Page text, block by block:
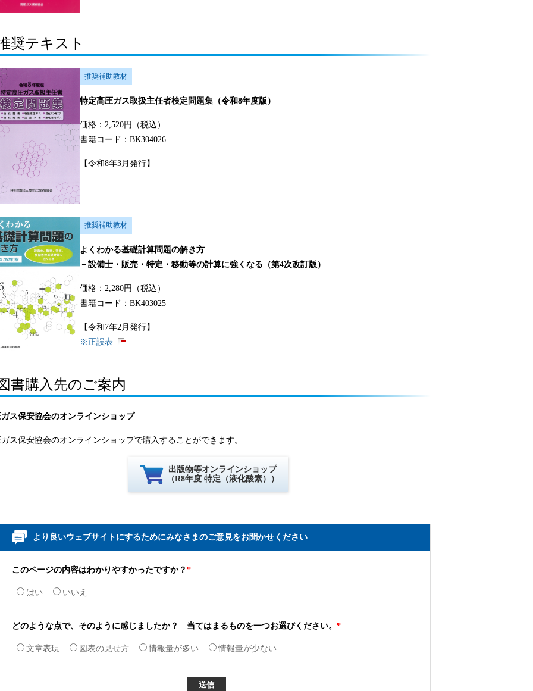
奨テキスト
推奨補助教材
特定高圧ガス取扱主任者検定問題集（令和8年度版）
価格：2,520円（税込）
書籍コード：BK304026
【令和8年3月発行】
推奨補助教材
よくわかる基礎計算問題の解き方
－設備士・販売・特定・移動等の計算に強くなる（第4次改訂版）
価格：2,280円（税込）
書籍コード：BK403025
【令和7年2月発行】
※正誤表
書購入先のご案内
ス保安協会のオンラインショップ
ス保安協会のオンラインショップで購入することができます。
出版物等オンラインショップ
（R8年度 特定（液化酸素））
より良いウェブサイトにするためにみなさまのご意見をお聞かせください
このページの内容はわかりやすかったですか？ *
はい いいえ
どのような点で、そのように感じましたか？ 当てはまるものを一つお選びください。 *
文章表現 図表の見せ方 情報量が多い 情報量が少ない